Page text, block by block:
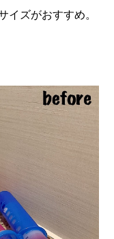
イズがおすすめ。